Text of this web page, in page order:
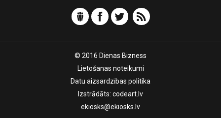
© 2016 Dienas Bizness
Lietošanas noteikumi
Datu aizsardzības politika
Izstrādāts: codeart.lv
ekiosks@ekiosks.lv